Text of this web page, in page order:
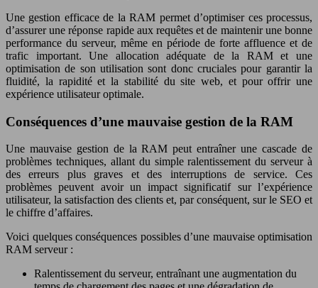
Une gestion efficace de la RAM permet d’optimiser ces processus,
d’assurer une réponse rapide aux requêtes et de maintenir une bonne
performance du serveur, même en période de forte affluence et de
trafic important. Une allocation adéquate de la RAM et une
optimisation de son utilisation sont donc cruciales pour garantir la
fluidité, la rapidité et la stabilité du site web, et pour offrir une
expérience utilisateur optimale.
Conséquences d’une mauvaise gestion de la RAM
Une mauvaise gestion de la RAM peut entraîner une cascade de
problèmes techniques, allant du simple ralentissement du serveur à
des erreurs plus graves et des interruptions de service. Ces
problèmes peuvent avoir un impact significatif sur l’expérience
utilisateur, la satisfaction des clients et, par conséquent, sur le SEO et
le chiffre d’affaires.
Voici quelques conséquences possibles d’une mauvaise optimisation
RAM serveur :
Ralentissement du serveur, entraînant une augmentation du